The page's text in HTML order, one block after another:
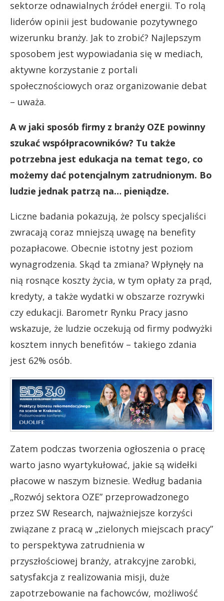
sektorze odnawialnych źródeł energii. To rolą
liderów opinii jest budowanie pozytywnego
wizerunku branży. Jak to zrobić? Najlepszym
sposobem jest wypowiadania się w mediach,
aktywne korzystanie z portali
społecznościowych oraz organizowanie debat
– uważa.
A w jaki sposób firmy z branży OZE powinny
szukać współpracowników? Tu także
potrzebna jest edukacja na temat tego, co
możemy dać potencjalnym zatrudnionym. Bo
ludzie jednak patrzą na… pieniądze.
Liczne badania pokazują, że polscy specjaliści
zwracają coraz mniejszą uwagę na benefity
pozapłacowe. Obecnie istotny jest poziom
wynagrodzenia. Skąd ta zmiana? Wpłynęły na
nią rosnące koszty życia, w tym opłaty za prąd,
kredyty, a także wydatki w obszarze rozrywki
czy edukacji. Barometr Rynku Pracy jasno
wskazuje, że ludzie oczekują od firmy podwyżki
kosztem innych benefitów – takiego zdania
jest 62% osób.
Zatem podczas tworzenia ogłoszenia o pracę
warto jasno wyartykułować, jakie są widełki
płacowe w naszym biznesie. Według badania
„Rozwój sektora OZE” przeprowadzonego
przez SW Research, najważniejsze korzyści
związane z pracą w „zielonych miejscach pracy”
to perspektywa zatrudnienia w
przyszłościowej branży, atrakcyjne zarobki,
satysfakcja z realizowania misji, duże
zapotrzebowanie na fachowców, możliwość